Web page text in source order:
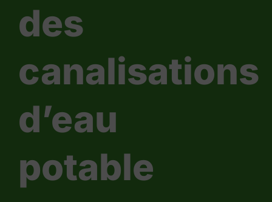
des
canalisations
d’eau
potable